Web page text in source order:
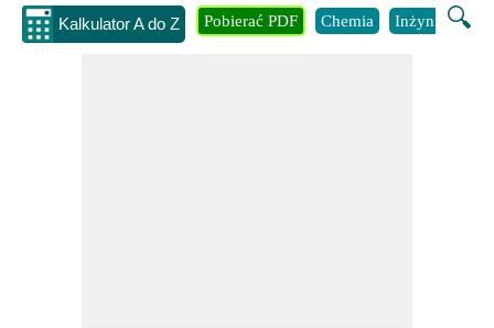
Kalkulator A do Z 🔍
Pobierać PDF Chemia Inżynieria